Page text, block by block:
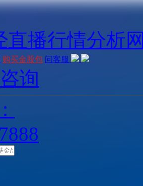
购买金股包 问客服
询